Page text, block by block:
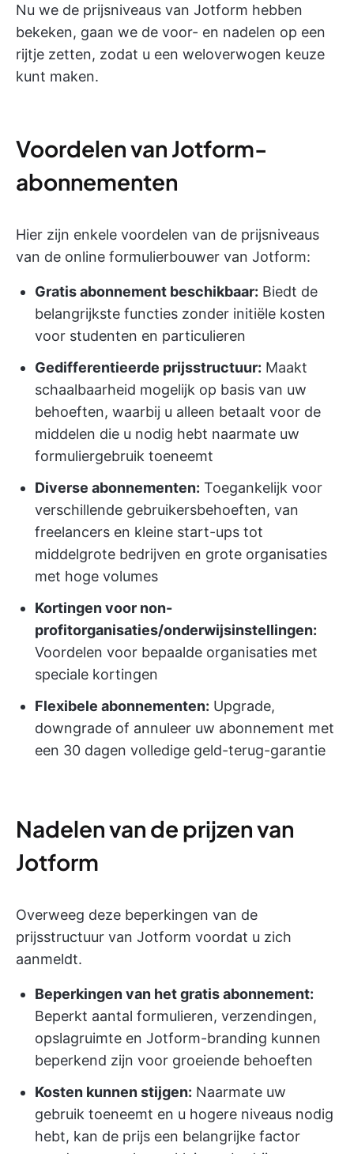
Nu we de prijsniveaus van Jotform hebben
bekeken, gaan we de voor- en nadelen op een
rijtje zetten, zodat u een weloverwogen keuze
kunt maken.
Voordelen van Jotform-
abonnementen
Hier zijn enkele voordelen van de prijsniveaus
van de online formulierbouwer van Jotform:
Gratis abonnement beschikbaar: Biedt de
belangrijkste functies zonder initiële kosten
voor studenten en particulieren
Gedifferentieerde prijsstructuur: Maakt
schaalbaarheid mogelijk op basis van uw
behoeften, waarbij u alleen betaalt voor de
middelen die u nodig hebt naarmate uw
formuliergebruik toeneemt
Diverse abonnementen: Toegankelijk voor
verschillende gebruikersbehoeften, van
freelancers en kleine start-ups tot
middelgrote bedrijven en grote organisaties
met hoge volumes
Kortingen voor non-
profitorganisaties/onderwijsinstellingen:
Voordelen voor bepaalde organisaties met
speciale kortingen
Flexibele abonnementen: Upgrade,
downgrade of annuleer uw abonnement met
een 30 dagen volledige geld-terug-garantie
Nadelen van de prijzen van
Jotform
Overweeg deze beperkingen van de
prijsstructuur van Jotform voordat u zich
aanmeldt.
Beperkingen van het gratis abonnement:
Beperkt aantal formulieren, verzendingen,
opslagruimte en Jotform-branding kunnen
beperkend zijn voor groeiende behoeften
Kosten kunnen stijgen: Naarmate uw
gebruik toeneemt en u hogere niveaus nodig
hebt, kan de prijs een belangrijke factor